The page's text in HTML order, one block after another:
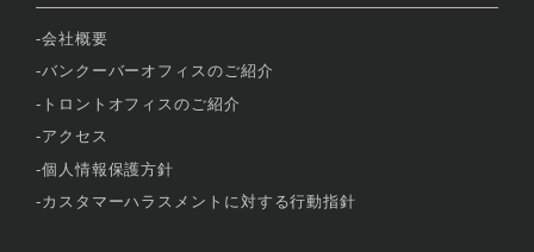
会社概要
バンクーバーオフィスのご紹介
トロントオフィスのご紹介
アクセス
個人情報保護方針
カスタマーハラスメントに対する行動指針